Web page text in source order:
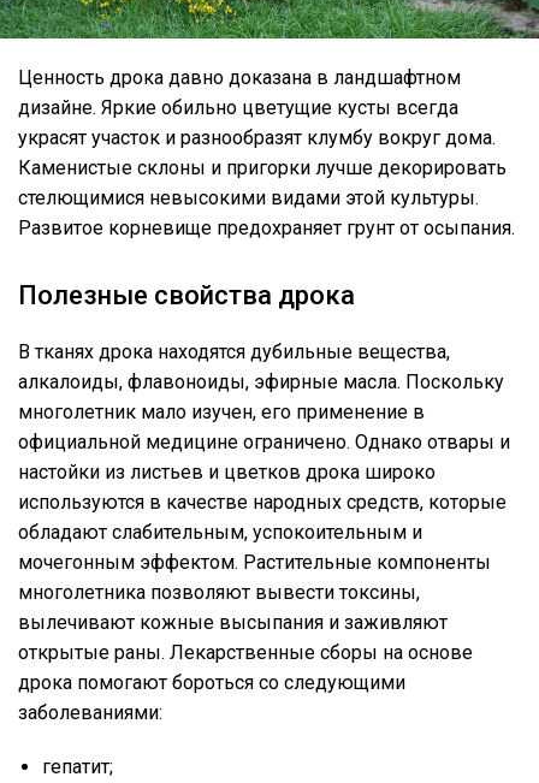
Ценность дрока давно доказана в ландшафтном
дизайне. Яркие обильно цветущие кусты всегда
украсят участок и разнообразят клумбу вокруг дома.
Каменистые склоны и пригорки лучше декорировать
стелющимися невысокими видами этой культуры.
Развитое корневище предохраняет грунт от осыпания.
Полезные свойства дрока
В тканях дрока находятся дубильные вещества,
алкалоиды, флавоноиды, эфирные масла. Поскольку
многолетник мало изучен, его применение в
официальной медицине ограничено. Однако отвары и
настойки из листьев и цветков дрока широко
используются в качестве народных средств, которые
обладают слабительным, успокоительным и
мочегонным эффектом. Растительные компоненты
многолетника позволяют вывести токсины,
вылечивают кожные высыпания и заживляют
открытые раны. Лекарственные сборы на основе
дрока помогают бороться со следующими
заболеваниями:
гепатит;